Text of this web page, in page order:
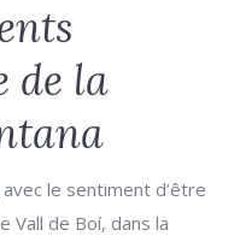
de la
le sentiment d’être
Vall de Boí, dans la